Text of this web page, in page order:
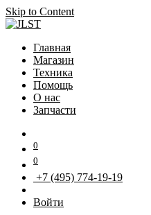
Skip to Content
Главная
Магазин
Техника
Помощь
О нас
Запчасти
0
0
+7 (495) 774-19-19
Войти